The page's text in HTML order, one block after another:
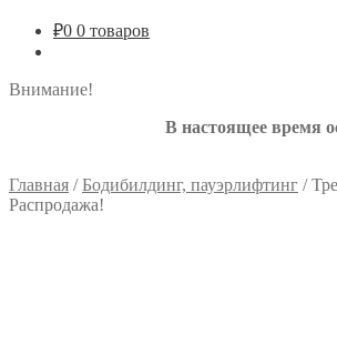
₽0 0 товаров
Внимание!
В настоящее время
Главная /Бодибилдинг, пауэрлифтинг /
Распродажа!